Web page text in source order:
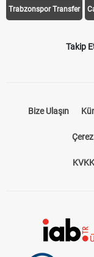
Trabzonspor Transfer
Takip
Bize Ulaşın